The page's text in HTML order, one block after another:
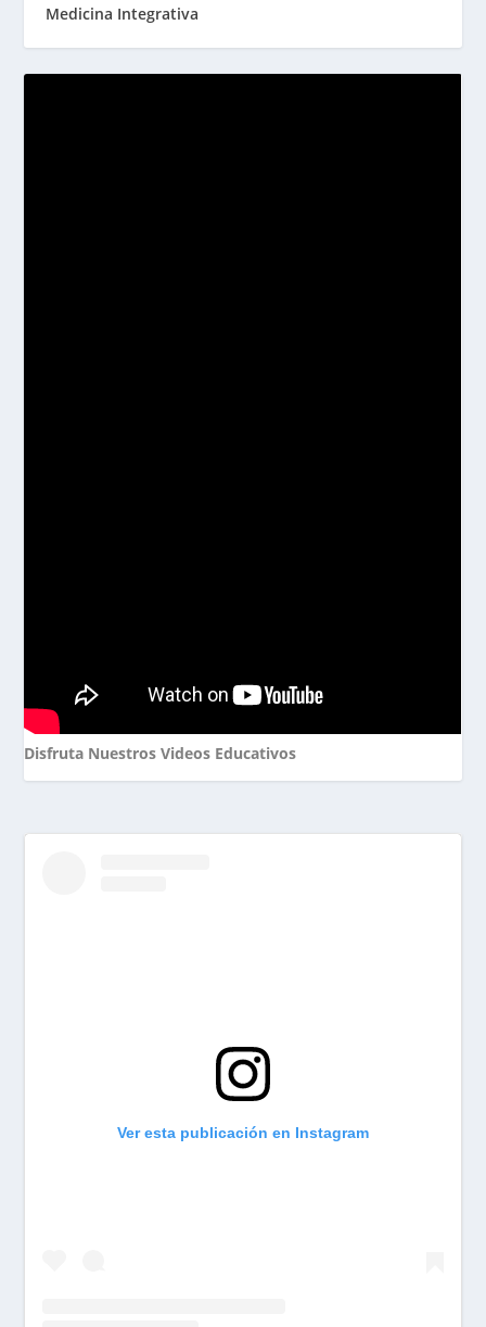
Medicina Integrativa
Disfruta Nuestros Videos Educativos
Ver esta publicación en Instagram